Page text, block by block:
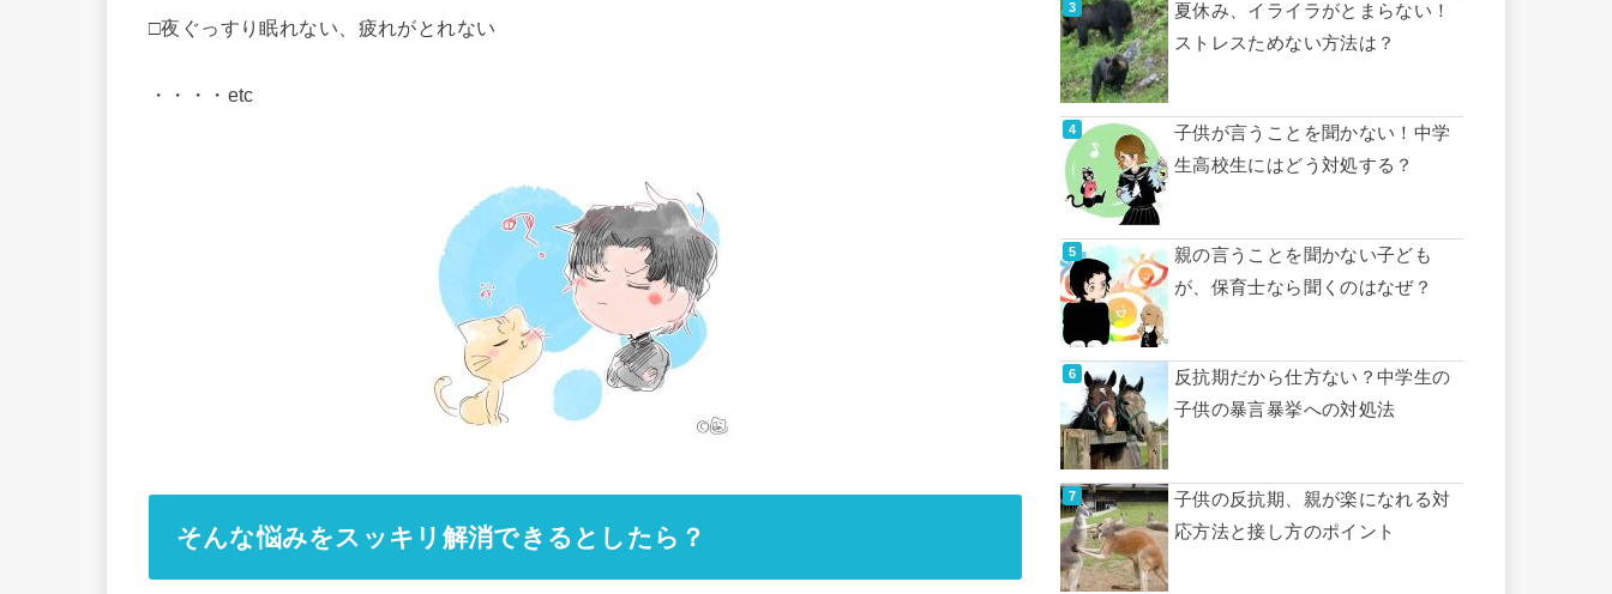
□夜ぐっすり眠れない、疲れがとれない
・・・・etc
そんな悩みをスッキリ解消できるとしたら？
夏休み、イライラがとまらない！
ストレスためない方法は？
子供が言うことを聞かない！中学
生高校生にはどう対処する？
親の言うことを聞かない子ども
が、保育士なら聞くのはなぜ？
反抗期だから仕方ない？中学生の
子供の暴言暴挙への対処法
子供の反抗期、親が楽になれる対
応方法と接し方のポイント